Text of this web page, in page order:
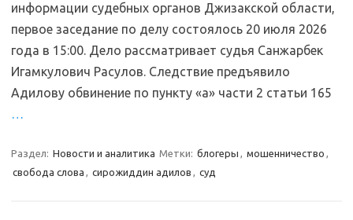
информации судебных органов Джизакской области,
первое заседание по делу состоялось 20 июля 2026
года в 15:00. Дело рассматривает судья Санжарбек
Игамкулович Расулов. Следствие предъявило
Адилову обвинение по пункту «а» части 2 статьи 165
…
Раздел: Новости и аналитика Метки: блогеры , мошенничество ,
свобода слова , сирожиддин адилов , суд